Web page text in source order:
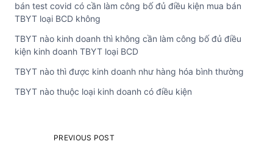
bán test covid có cần làm công bố đủ điều kiện mua bán
TBYT loại BCD không
TBYT nào kinh doanh thì không cần làm công bố đủ điều
kiện kinh doanh TBYT loại BCD
TBYT nào thì được kinh doanh như hàng hóa bình thường
TBYT nào thuộc loại kinh doanh có điều kiện
PREVIOUS POST